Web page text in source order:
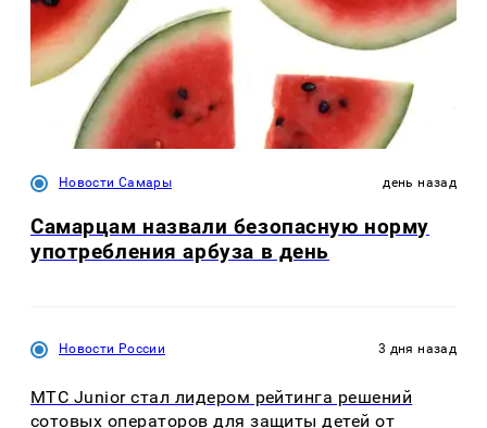
Новости Самары день назад
Самарцам назвали безопасную норму
употребления арбуза в день
Новости России 3 дня назад
МТС Junior стал лидером рейтинга решений
сотовых операторов для защиты детей от